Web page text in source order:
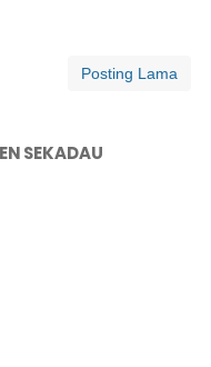
Posting Lama
SEKADAU